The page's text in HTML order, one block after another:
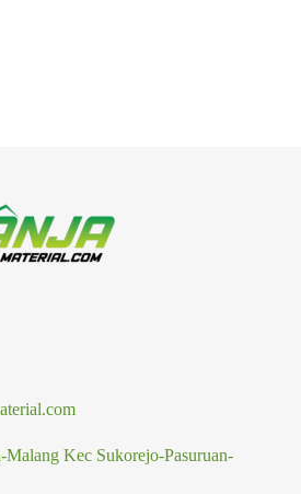
Malang Kec Sukorejo-Pasuruan-